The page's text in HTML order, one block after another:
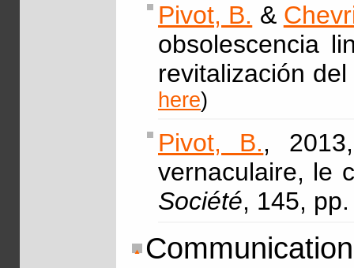
Pivot, B. &
obsolescencia
revitalización
here)
Pivot, B.,
vernaculaire, le
Société, 145,